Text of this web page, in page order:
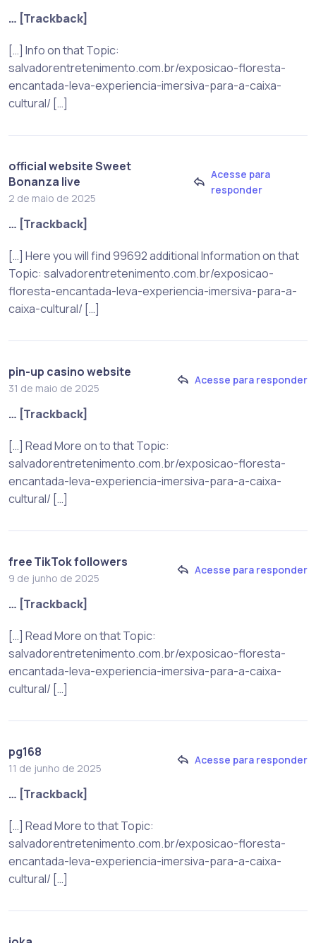
… [Trackback]
[…] Info on that Topic:
salvadorentretenimento.com.br/exposicao-floresta-
encantada-leva-experiencia-imersiva-para-a-caixa-
cultural/ […]
official website Sweet
Bonanza live
2 de maio de 2025
Acesse para
responder
… [Trackback]
[…] Here you will find 99692 additional Information on that
Topic: salvadorentretenimento.com.br/exposicao-
floresta-encantada-leva-experiencia-imersiva-para-a-
caixa-cultural/ […]
pin-up casino website
31 de maio de 2025
Acesse para responder
… [Trackback]
[…] Read More on to that Topic:
salvadorentretenimento.com.br/exposicao-floresta-
encantada-leva-experiencia-imersiva-para-a-caixa-
cultural/ […]
free TikTok followers
9 de junho de 2025
Acesse para responder
… [Trackback]
[…] Read More on that Topic:
salvadorentretenimento.com.br/exposicao-floresta-
encantada-leva-experiencia-imersiva-para-a-caixa-
cultural/ […]
pg168
11 de junho de 2025
Acesse para responder
… [Trackback]
[…] Read More to that Topic:
salvadorentretenimento.com.br/exposicao-floresta-
encantada-leva-experiencia-imersiva-para-a-caixa-
cultural/ […]